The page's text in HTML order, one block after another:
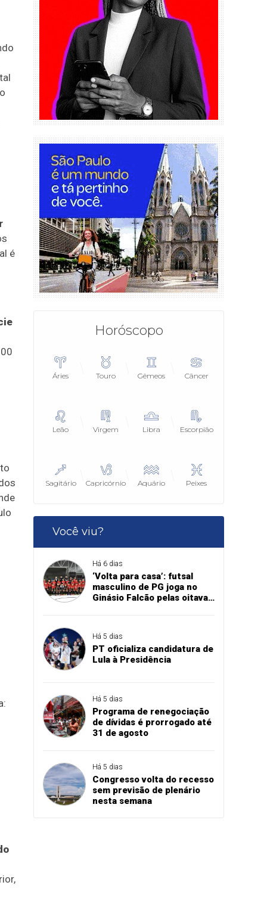
é
Horóscopo
Áries Touro Gêmeos Câncer
Leão Virgem Libra Escorpião
Sagitário Capricórnio Aquário Peixes
Você viu?
Há 6 dias
‘Volta para casa’: futsal
masculino de PG joga no
Ginásio Falcão pelas oitavas
Há 5 dias
PT oficializa candidatura de
Lula à Presidência
Há 5 dias
Programa de renegociação
de dívidas é prorrogado até
31 de agosto
Há 5 dias
Congresso volta do recesso
sem previsão de plenário
nesta semana